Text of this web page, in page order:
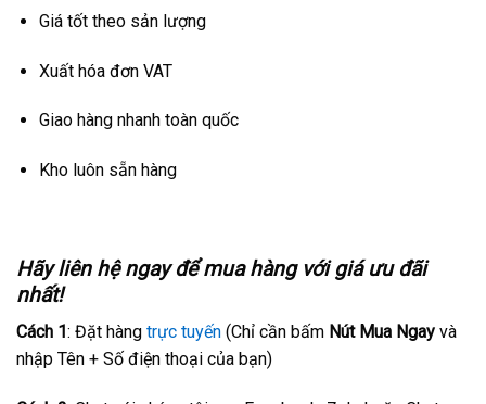
Giá tốt theo sản lượng
Xuất hóa đơn VAT
Giao hàng nhanh toàn quốc
Kho luôn sẵn hàng
Hãy liên hệ ngay để mua hàng với giá ưu đãi
nhất!
Cách 1 : Đặt hàng trực tuyến (Chỉ cần bấm Nút Mua Ngay và
nhập Tên + Số điện thoại của bạn)